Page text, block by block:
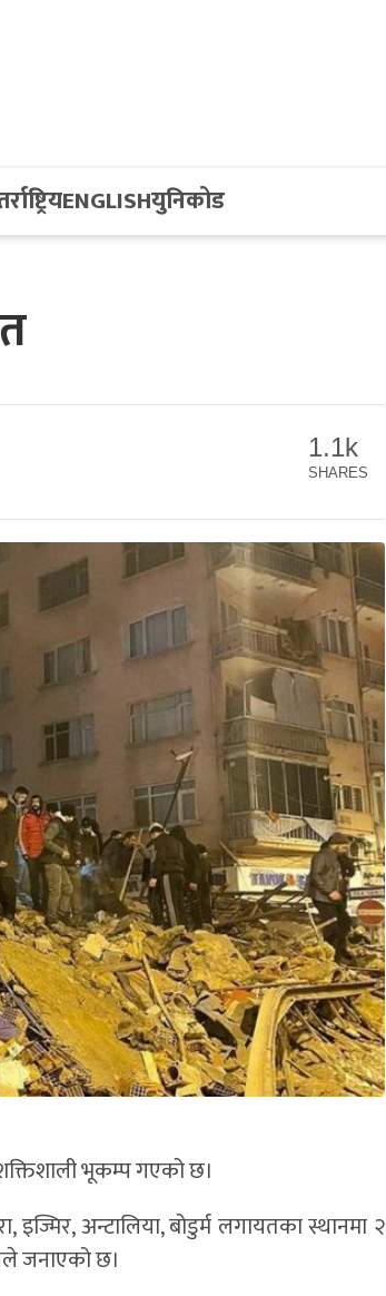
ENGLISHयुनिकोड
1.1k
SHARES
भूकम्प गएको छ।
अन्टालिया, बोडुर्म लगायतका स्थानमा २
जनाएको छ।